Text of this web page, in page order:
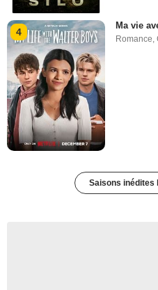
4
Ma vie
Romance,
Saisons inédites